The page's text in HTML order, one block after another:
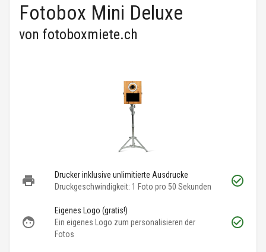
Fotobox Mini Deluxe
von fotoboxmiete.ch
Drucker inklusive unlimitierte Ausdrucke
Druckgeschwindigkeit: 1 Foto pro 50 Sekunden
Eigenes Logo (gratis!)
Ein eigenes Logo zum personalisieren der
Fotos